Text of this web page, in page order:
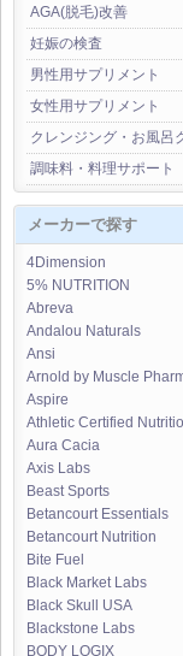
AGA(脱毛)改善
妊娠の検査
男性用サプリメント
女性用サプリメント
クレンジング・お風呂
調味料・料理サポート
メーカーで探す
4Dimension
5% NUTRITION
Abreva
Andalou Naturals
Ansi
Arnold by Muscle
Aspire
Athletic Certified
Aura Cacia
Axis Labs
Beast Sports
Betancourt Essentials
Betancourt Nutrition
Bite Fuel
Black Market Labs
Black Skull USA
Blackstone Labs
BODY LOGIX